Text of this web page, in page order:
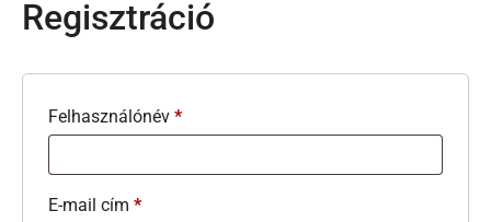
Regisztráció
Felhasználónév *
E-mail cím *